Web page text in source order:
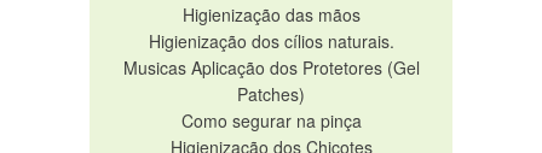
Higienização das mãos
Higienização dos cílios naturais.
Musicas Aplicação dos Protetores (Gel
Patches)
Como segurar na pinça
Higienização dos Chicotes